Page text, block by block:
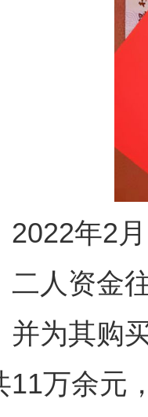
年2月
二人资金
并为其购
11万余元